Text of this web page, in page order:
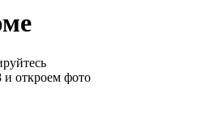
и откроем фото